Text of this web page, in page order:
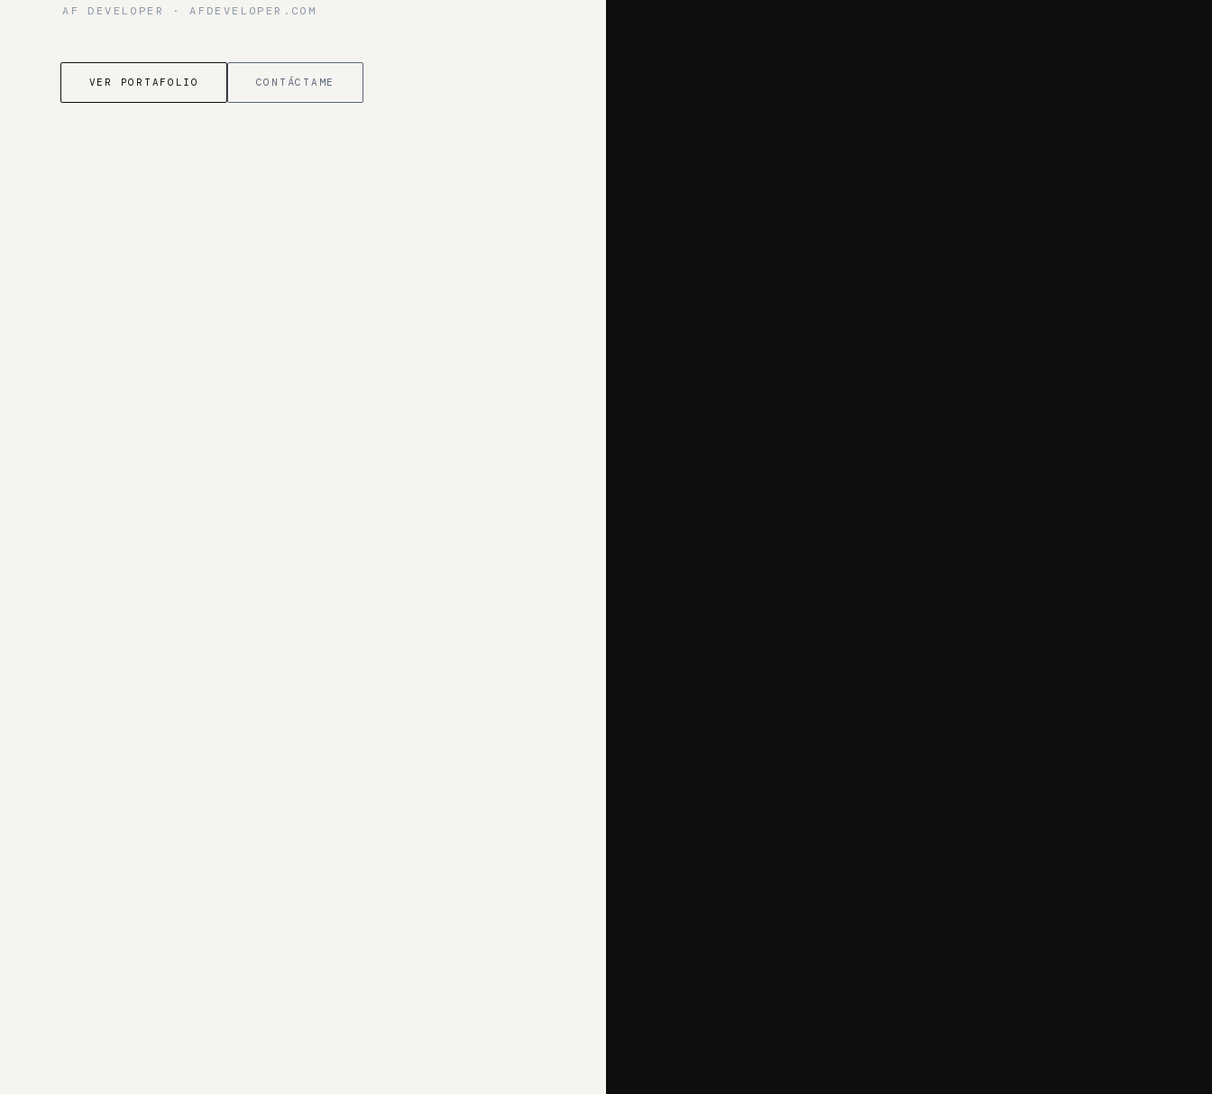
AF DEVELOPER · AFDEVELOPER.COM
VER PORTAFOLIO CONTÁCTAME